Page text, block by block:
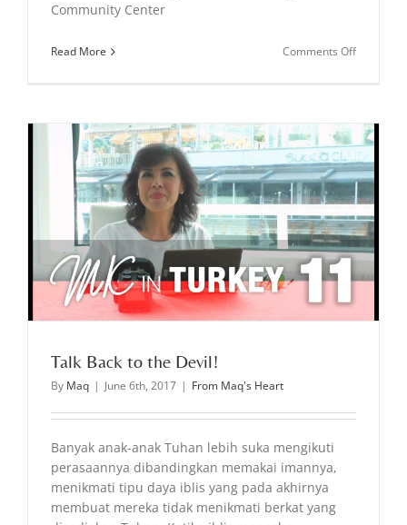
Community Center
Read More Comments Offon
Talk Back to the Devil!
By Maq | June 6th, 2017 | From Maq's Heart
Banyak anak-anak Tuhan lebih suka mengikuti
perasaannya dibandingkan memakai imannya,
menikmati tipu daya iblis yang pada akhirnya
membuat mereka tidak menikmati berkat yang